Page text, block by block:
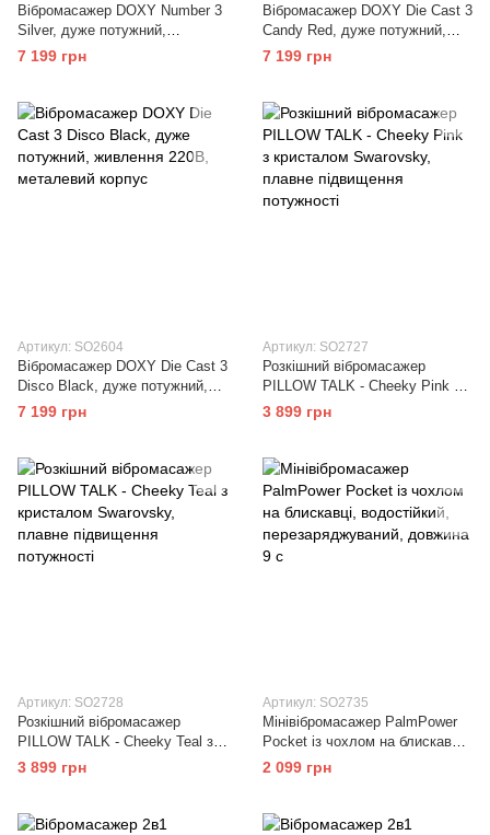
Вібромасажер DOXY Number 3
Silver, дуже потужний,
живлення 220В, металевий
7 199 грн
Вібромасажер DOXY Die Cast 3
Candy Red, дуже потужний,
живлення 220В, металевий
7 199 грн
Артикул: SO2604
Вібромасажер DOXY Die Cast 3
Disco Black, дуже потужний,
живлення 220В, металевий
7 199 грн
Артикул: SO2727
Розкішний вібромасажер
PILLOW TALK - Cheeky Pink з
кристалом Swarovsky, плавне
підвищення потужності
3 899 грн
Артикул: SO2728
Розкішний вібромасажер
PILLOW TALK - Cheeky Teal з
кристалом Swarovsky, плавне
підвищення потужності
3 899 грн
Артикул: SO2735
Мінівібромасажер PalmPower
Pocket із чохлом на блискавці,
водостійкий,
перезаряджуваний, довжина 9
2 099 грн